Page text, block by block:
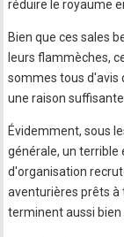
réduire le royaume
Bien que ces sales
leurs flammèches,
sommes tous d'avis
une raison
Évidemment, sous
générale, un
d'organisation
aventurières prêts à
terminent aussi bien